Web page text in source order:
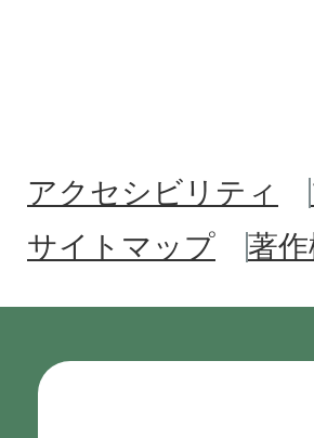
アクセシビリティ
サイトマップ
著